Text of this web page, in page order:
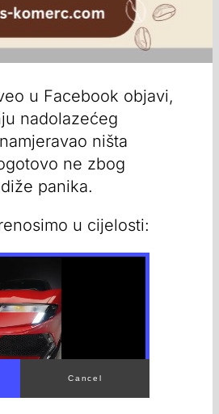
u Facebook objavi,
nadolazećeg
ništa
ne zbog
panika.
u cijelosti:
Cancel